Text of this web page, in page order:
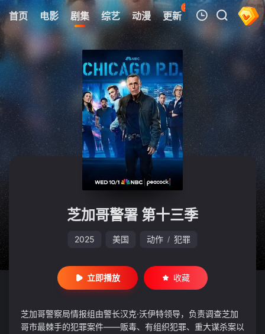
首页 电影 剧集 综艺 动漫 更新
31
热榜 APP
我的观影记录
暂无观看影片的记录
芝加哥警署 第十三季
2025 美国 动作 / 犯罪
立即播放 收藏
芝加哥警察局情报组由警长汉克·沃伊特领导，负责调查芝加
哥市最棘手的犯罪案件——贩毒、有组织犯罪、重大谋杀案以